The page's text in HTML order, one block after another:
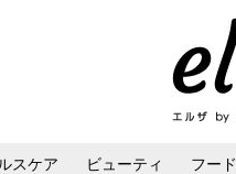
スケア ビューティ フード